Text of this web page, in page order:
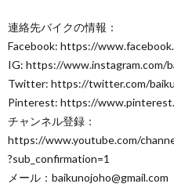
連絡先バイクの情報：
Facebook: https://
IG: https://www.instagram.com/
Twitter: https://twitter.com/
Pinterest: https://
チャンネル登録：
https://www.youtube.com/
?sub_confirmation=1
メール：baikunojoho@gmail.com